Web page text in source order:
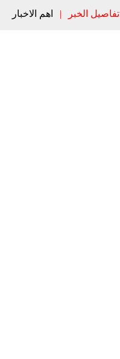
تفاصيل الخبر | اهم الاخبار